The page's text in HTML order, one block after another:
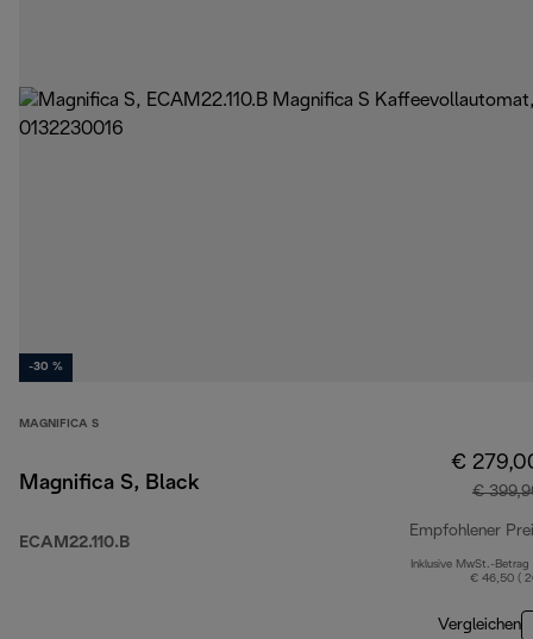
-30 %
MAGNIFICA S
Magnifica S, Black
ECAM22.110.B
€
€
Empfohlener
Inklusive MwSt.-Betrag
€ 46,50 (
Vergleichen